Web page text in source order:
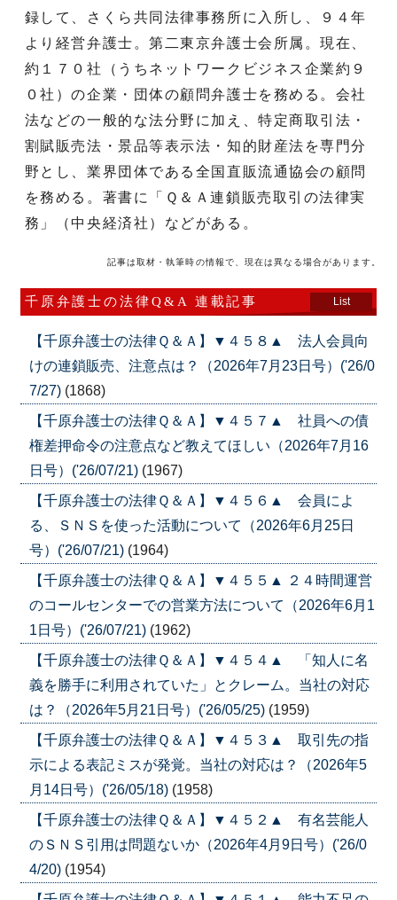
録して、さくら共同法律事務所に入所し、９４年
より経営弁護士。第二東京弁護士会所属。現在、
約１７０社（うちネットワークビジネス企業約９
０社）の企業・団体の顧問弁護士を務める。会社
法などの一般的な法分野に加え、特定商取引法・
割賦販売法・景品等表示法・知的財産法を専門分
野とし、業界団体である全国直販流通協会の顧問
を務める。著書に「Ｑ＆Ａ連鎖販売取引の法律実
務」（中央経済社）などがある。
記事は取材・執筆時の情報で、現在は異なる場合があります。
千原弁護士の法律Q&A 連載記事 List
【千原弁護士の法律Ｑ＆Ａ】▼４５８▲ 法人会員向
けの連鎖販売、注意点は？（2026年7月23日号）('26/0
7/27) (1868)
【千原弁護士の法律Ｑ＆Ａ】▼４５７▲ 社員への債
権差押命令の注意点など教えてほしい（2026年7月16
日号）('26/07/21) (1967)
【千原弁護士の法律Ｑ＆Ａ】▼４５６▲ 会員によ
る、ＳＮＳを使った活動について（2026年6月25日
号）('26/07/21) (1964)
【千原弁護士の法律Ｑ＆Ａ】▼４５５▲ ２４時間運営
のコールセンターでの営業方法について（2026年6月1
1日号）('26/07/21) (1962)
【千原弁護士の法律Ｑ＆Ａ】▼４５４▲ 「知人に名
義を勝手に利用されていた」とクレーム。当社の対応
は？（2026年5月21日号）('26/05/25) (1959)
【千原弁護士の法律Ｑ＆Ａ】▼４５３▲ 取引先の指
示による表記ミスが発覚。当社の対応は？（2026年5
月14日号）('26/05/18) (1958)
【千原弁護士の法律Ｑ＆Ａ】▼４５２▲ 有名芸能人
のＳＮＳ引用は問題ないか（2026年4月9日号）('26/0
4/20) (1954)